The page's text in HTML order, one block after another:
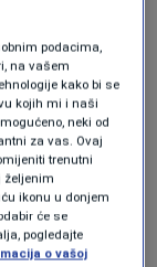
UNA
linked to
podacima,
na vašem
kako bi se
kojih mi i naši
neki od
za vas. Ovaj
trenutni
željenim
ikonu u donjem
će se
pogledajte
o vašoj